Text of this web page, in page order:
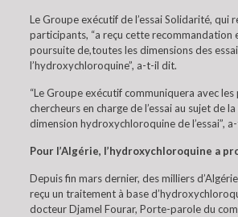
Le Groupe exécutif de l’essai Solidarité, qui
participants, “a reçu cette recommandation
poursuite de,toutes les dimensions des
l’hydroxychloroquine”, a-t-il dit.
“Le Groupe exécutif communiquera avec les
chercheurs en charge de l’essai au sujet de
dimension hydroxychloroquine de l’essai”,
Pour l’Algérie, l’hydroxychloroquine a
Depuis fin mars dernier, des milliers
reçu un traitement à base
docteur Djamel Fourar, Porte-parole du